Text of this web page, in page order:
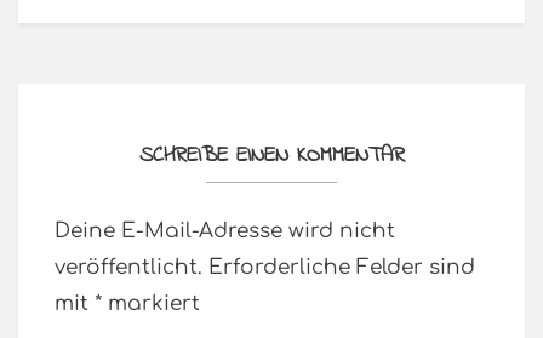
SCHREIBE EINEN KOMMENTAR
Deine E-Mail-Adresse wird nicht
veröffentlicht. Erforderliche Felder sind
mit * markiert